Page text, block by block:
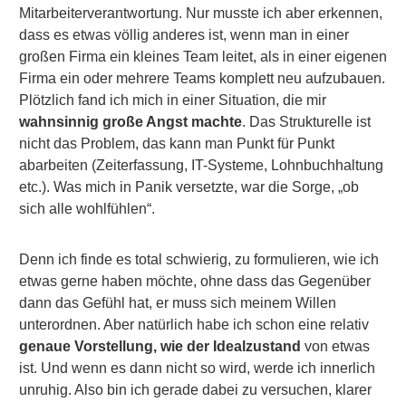
Mitarbeiterverantwortung. Nur musste ich aber erkennen,
dass es etwas völlig anderes ist, wenn man in einer
großen Firma ein kleines Team leitet, als in einer eigenen
Firma ein oder mehrere Teams komplett neu aufzubauen.
Plötzlich fand ich mich in einer Situation, die mir
wahnsinnig große Angst machte. Das Strukturelle ist
nicht das Problem, das kann man Punkt für Punkt
abarbeiten (Zeiterfassung, IT-Systeme, Lohnbuchhaltung
etc.). Was mich in Panik versetzte, war die Sorge, „ob
sich alle wohlfühlen“.
Denn ich finde es total schwierig, zu formulieren, wie ich
etwas gerne haben möchte, ohne dass das Gegenüber
dann das Gefühl hat, er muss sich meinem Willen
unterordnen. Aber natürlich habe ich schon eine relativ
genaue Vorstellung, wie der Idealzustand von etwas
ist. Und wenn es dann nicht so wird, werde ich innerlich
unruhig. Also bin ich gerade dabei zu versuchen, klarer